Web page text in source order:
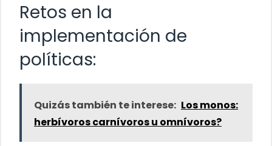
Retos en la
implementación de
políticas:
Quizás también te interese: Los monos:
herbívoros carnívoros u omnívoros?